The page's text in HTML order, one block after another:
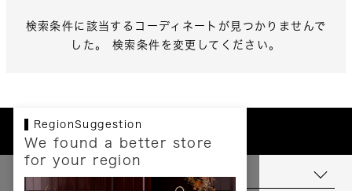
検索条件に該当するコーディネートが見つかりませんで
した。 検索条件を変更してください。
RegionSuggestion
We found a better store
for your region
お支払いについて